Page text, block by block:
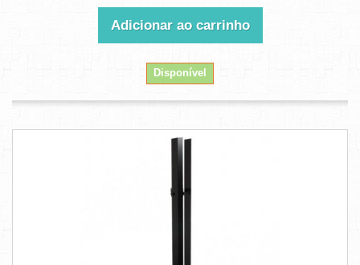
Adicionar ao carrinho
Disponível